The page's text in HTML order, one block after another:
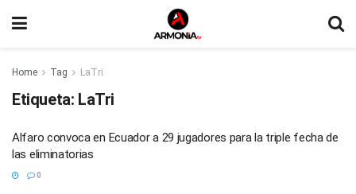
Home Tag LaTri
Etiqueta: LaTri
Alfaro convoca en Ecuador a 29 jugadores para la triple fecha de
las eliminatorias
0